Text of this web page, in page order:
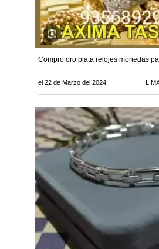
Compro oro plata relojes monedas
el 22 de Marzo del 2024